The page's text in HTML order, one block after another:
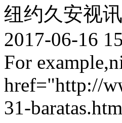
纽约久安视
2017-06-16
For
href="http://
31-